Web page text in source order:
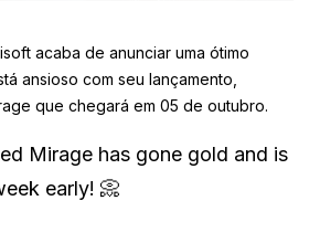
acaba de anunciar uma ótimo
ansioso com seu lançamento,
que chegará em 05 de outubro.
Mirage has gone gold and is
early! 📀